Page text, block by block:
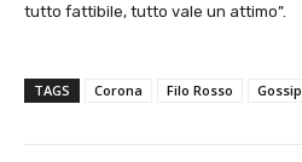
tutto fattibile, tutto vale un attimo”.
TAGS Corona Filo Rosso Gossip